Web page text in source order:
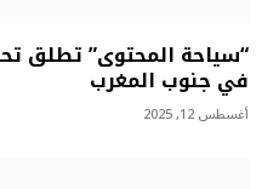
“سياحة المحتوى” تطلق
في جنوب المغرب
أغسطس 12, 2025